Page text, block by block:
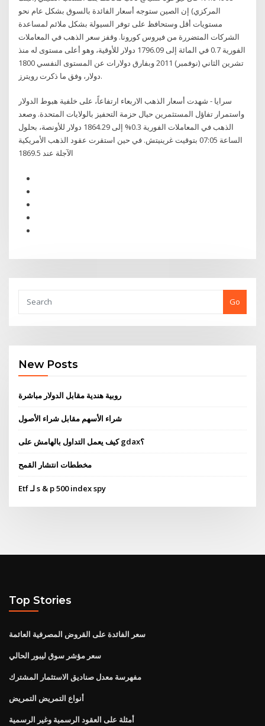
المركزي) إن الصين ستوجه أسعار الفائدة بالسوق بشكل عام نحو
مستويات أقل وستحافظ على توفر السيولة بشكل ملائم لمساعدة
الشركات المتضررة من فيروس كورونا. وقفز سعر الذهب في المعاملات
الفورية 0.7 في المائة إلى 1796.09 دولار للأوقية، وهو أعلى مستوى له منذ
تشرين الثاني (نوفمبر) 2011 وبفارق دولارات عن المستوى النفسي 1800
دولار، وفق ما ذكرت رويترز.
سرايا - شهدت أسعار الذهب الاربعاء ارتفاعاً، على خلفية هبوط الدولار
واستمرار تفاؤل المستثمرين حيال حزمة التحفيز بالولايات المتحدة. وصعد
الذهب في المعاملات الفورية 0.3% إلى 1864.29 دولار للأونصة، بحلول
الساعة 07:05 بتوقيت غرينيتش. في حين استقرت عقود الذهب الأمريكية
الآجلة عند 1869.5
Go
New Posts
روبية هندية مقابل الدولار مباشرة
شراء الأسهم مقابل شراء الأصول
كيف يعمل التداول بالهامش على gdax؟
مخططات انتشار القمح
Etf لـ s & p 500 index spy
Top Stories
سعر الفائدة على القروض المصرفية العائمة
سعر مؤشر سوق ليبور الحالي
مفهرسة معدل صناديق الاستثمار المشترك
أنواع التمريض التمريض
أمثلة على العقود الرسمية وغير الرسمية